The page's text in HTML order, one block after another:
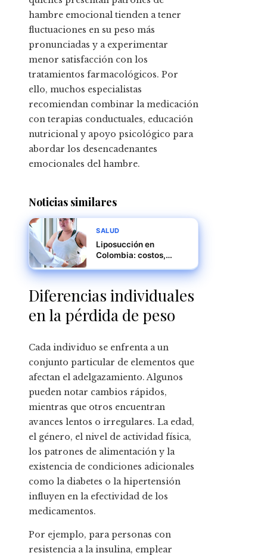
hambre emocional tienden a tener
fluctuaciones en su peso más
pronunciadas y a experimentar
menor satisfacción con los
tratamientos farmacológicos. Por
ello, muchos especialistas
recomiendan combinar la medicación
con terapias conductuales, educación
nutricional y apoyo psicológico para
abordar los desencadenantes
emocionales del hambre.
Noticias similares
SALUD
Liposucción en
Colombia: costos,
recomendaciones
Diferencias individuales
en la pérdida de peso
Cada individuo se enfrenta a un
conjunto particular de elementos que
afectan el adelgazamiento. Algunos
pueden notar cambios rápidos,
mientras que otros encuentran
avances lentos o irregulares. La edad,
el género, el nivel de actividad física,
los patrones de alimentación y la
existencia de condiciones adicionales
como la diabetes o la hipertensión
influyen en la efectividad de los
medicamentos.
Por ejemplo, para personas con
resistencia a la insulina, emplear